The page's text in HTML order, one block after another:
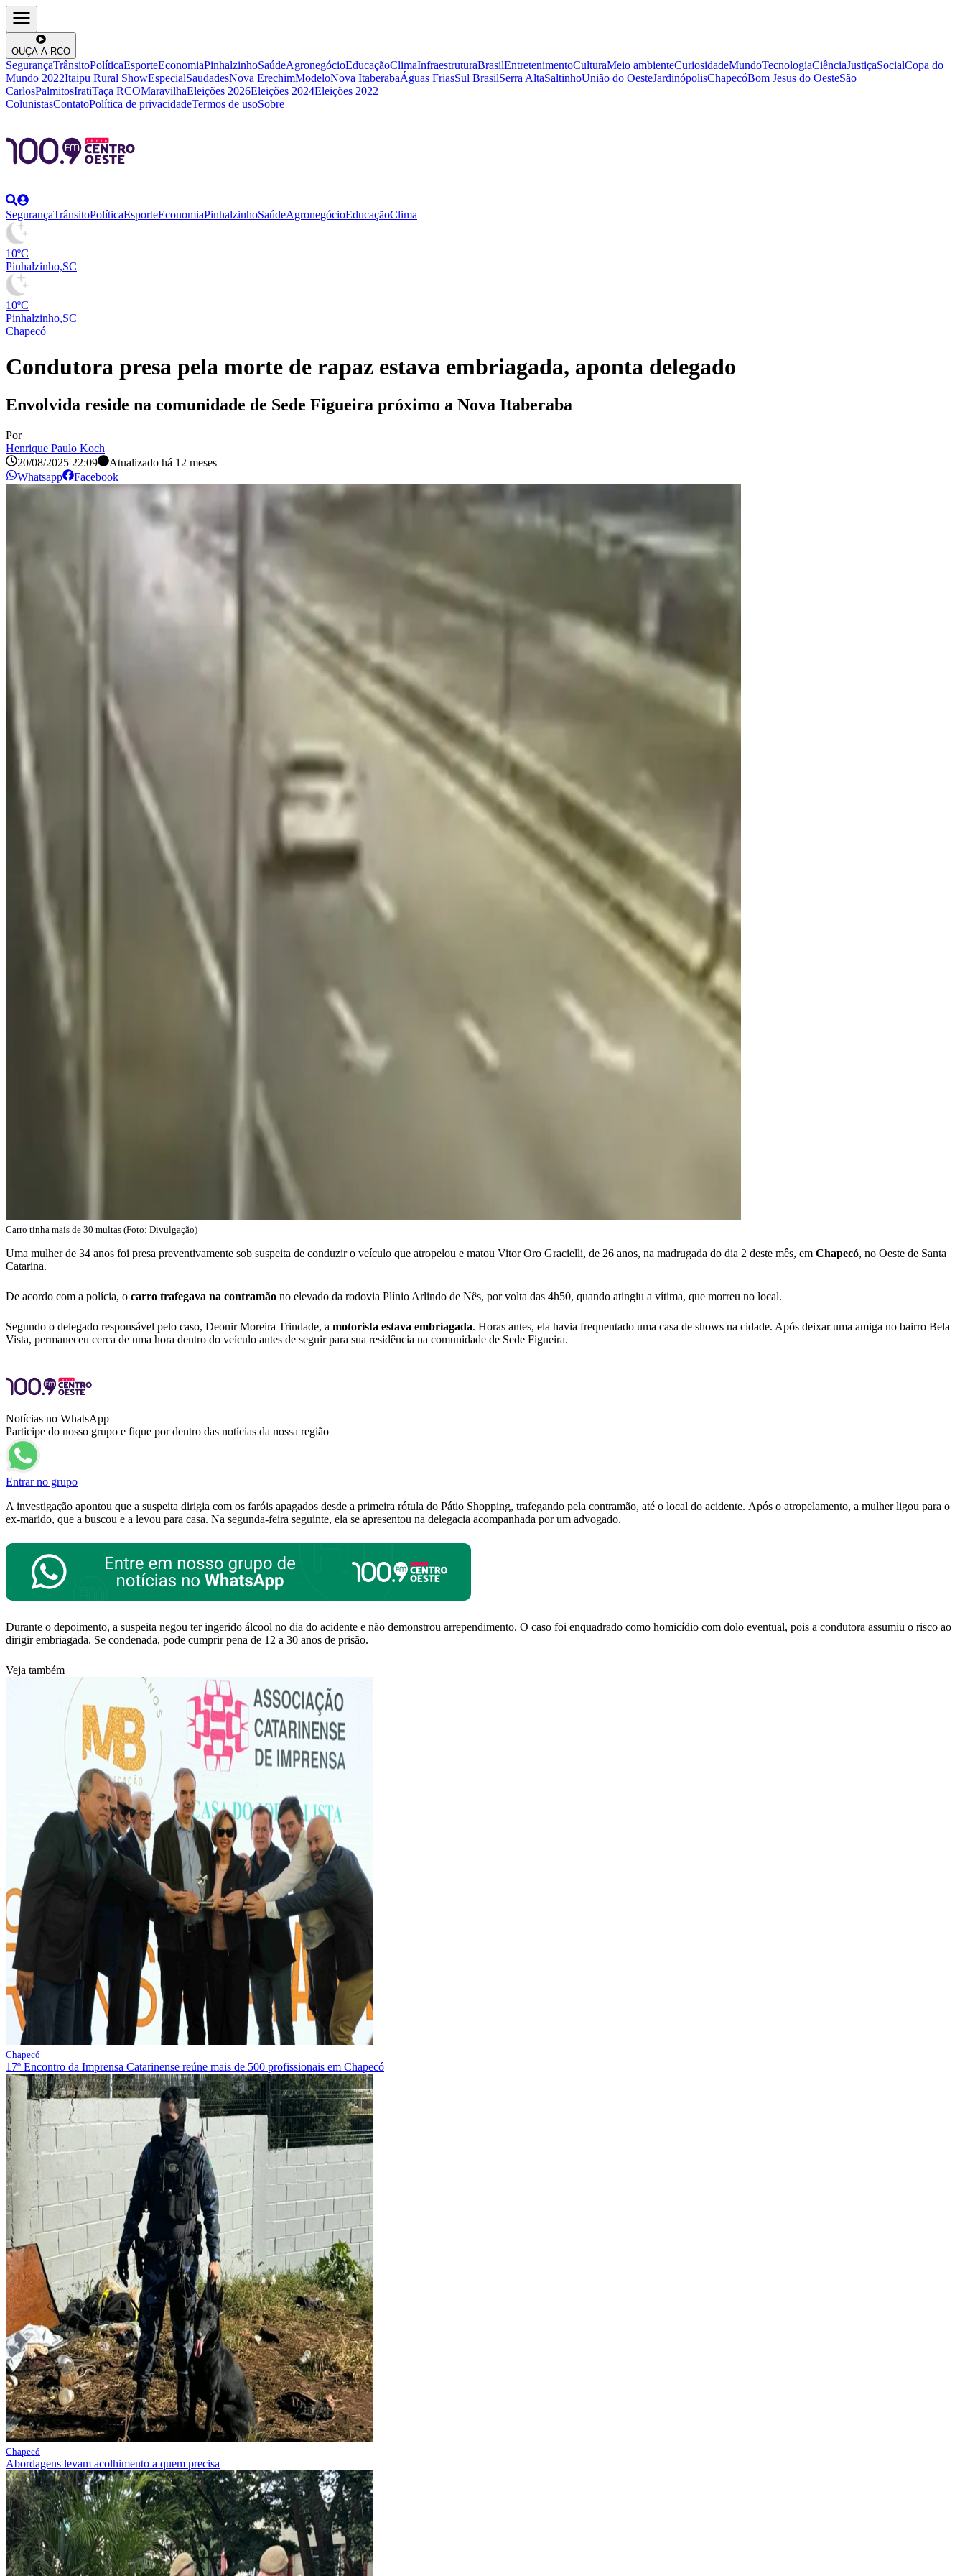
OUÇA A RCO
SegurançaTrânsitoPolíticaEsporteEconomiaPinhalzinhoSaúdeAgronegócioEducaçãoClimaInfraestruturaBrasilEntretenimentoCulturaMeio ambienteCuriosidadeMundoTecnologiaCiênciaJustiçaSocialCopa do
Mundo 2022Itaipu Rural ShowEspecialSaudadesNova ErechimModeloNova ItaberabaÁguas FriasSul BrasilSerra AltaSaltinhoUnião do OesteJardinópolisChapecóBom Jesus do OesteSão
CarlosPalmitosIratiTaça RCOMaravilhaEleições 2026Eleições 2024Eleições 2022
ColunistasContatoPolítica de privacidadeTermos de usoSobre
SegurançaTrânsitoPolíticaEsporteEconomiaPinhalzinhoSaúdeAgronegócioEducaçãoClima
10ºC
Pinhalzinho,SC
10ºC
Pinhalzinho,SC
Chapecó
Condutora presa pela morte de rapaz estava embriagada, aponta delegado
Envolvida reside na comunidade de Sede Figueira próximo a Nova Itaberaba
Por
Henrique Paulo Koch
20/08/2025 22:09
Atualizado há 12 meses
Whatsapp
Facebook
Carro tinha mais de 30 multas (Foto: Divulgação)
Uma mulher de 34 anos foi presa preventivamente sob suspeita de conduzir o veículo que atropelou e matou Vitor Oro Gracielli, de 26 anos, na madrugada do dia 2 deste mês, em Chapecó, no Oeste de Santa
Catarina.
De acordo com a polícia, o carro trafegava na contramão no elevado da rodovia Plínio Arlindo de Nês, por volta das 4h50, quando atingiu a vítima, que morreu no local.
Segundo o delegado responsável pelo caso, Deonir Moreira Trindade, a motorista estava embriagada. Horas antes, ela havia frequentado uma casa de shows na cidade. Após deixar uma amiga no bairro Bela
Vista, permaneceu cerca de uma hora dentro do veículo antes de seguir para sua residência na comunidade de Sede Figueira.
Notícias no WhatsApp
Participe do nosso grupo e fique por dentro das notícias da nossa região
Entrar no grupo
A investigação apontou que a suspeita dirigia com os faróis apagados desde a primeira rótula do Pátio Shopping, trafegando pela contramão, até o local do acidente. Após o atropelamento, a mulher ligou para o
ex-marido, que a buscou e a levou para casa. Na segunda-feira seguinte, ela se apresentou na delegacia acompanhada por um advogado.
Durante o depoimento, a suspeita negou ter ingerido álcool no dia do acidente e não demonstrou arrependimento. O caso foi enquadrado como homicídio com dolo eventual, pois a condutora assumiu o risco ao
dirigir embriagada. Se condenada, pode cumprir pena de 12 a 30 anos de prisão.
Veja também
Chapecó
17º Encontro da Imprensa Catarinense reúne mais de 500 profissionais em Chapecó
Chapecó
Abordagens levam acolhimento a quem precisa